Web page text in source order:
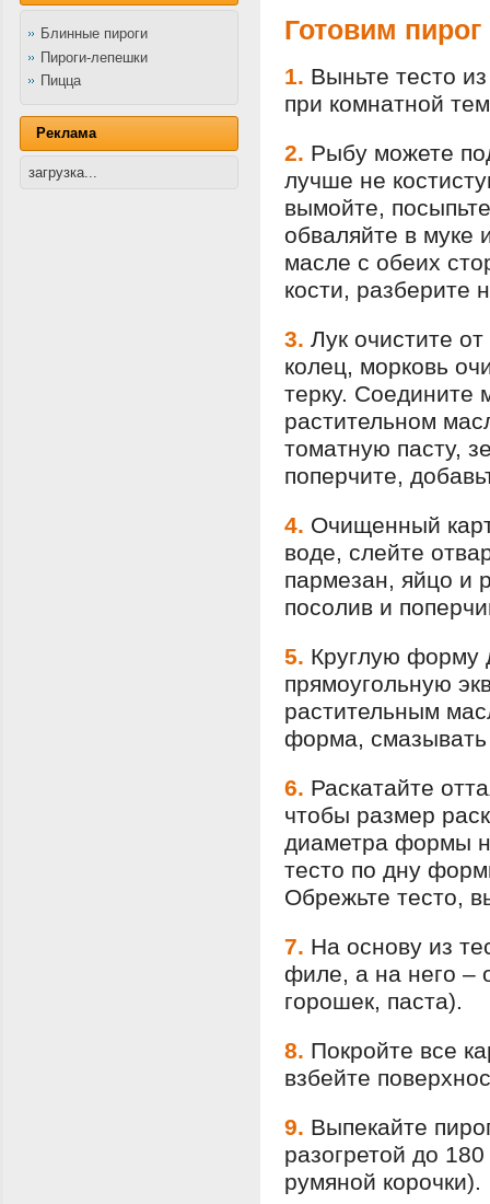
Блинные пироги
Пироги-лепешки
Пицца
Реклама
загрузка...
Готовим
1. Выньте тесто
при комнатной
2. Рыбу можете
лучше не
вымойте,
обваляйте в муке
масле с обеих
кости, разберите
3. Лук очистите
колец, морковь
терку. Соедините
растительном
томатную пасту,
поперчите,
4. Очищенный
воде, слейте
пармезан, яйцо и
посолив и
5. Круглую форму
прямоугольную
растительным
форма, смазывать
6. Раскатайте
чтобы размер
диаметра формы
тесто по дну
Обрежьте тесто,
7. На основу из
филе, а на него –
горошек, паста).
8. Покройте все
взбейте
9. Выпекайте
разогретой до
румяной корочки).